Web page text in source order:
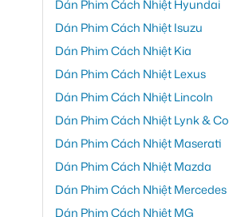
Dán Phim Cách Nhiệt Hyundai
Dán Phim Cách Nhiệt Isuzu
Dán Phim Cách Nhiệt Kia
Dán Phim Cách Nhiệt Lexus
Dán Phim Cách Nhiệt Lincoln
Dán Phim Cách Nhiệt Lynk & Co
Dán Phim Cách Nhiệt Maserati
Dán Phim Cách Nhiệt Mazda
Dán Phim Cách Nhiệt Mercedes
Dán Phim Cách Nhiệt MG